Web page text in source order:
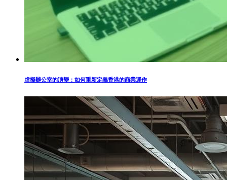
虛擬辦公室的演變：如何重新定義香港的商業運作